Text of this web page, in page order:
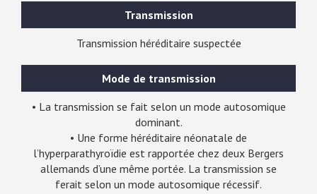
Transmission
Transmission héréditaire suspectée
Mode de transmission
• La transmission se fait selon un mode autosomique
dominant.
• Une forme héréditaire néonatale de
l’hyperparathyroïdie est rapportée chez deux Bergers
allemands d’une même portée. La transmission se
ferait selon un mode autosomique récessif.